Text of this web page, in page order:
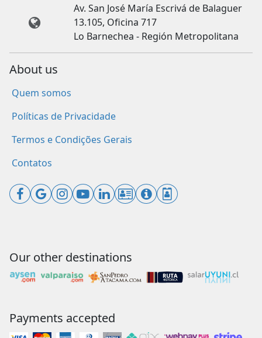
Av. San José María Escrivá de Balaguer
13.105, Oficina 717
Lo Barnechea - Región Metropolitana
About us
Quem somos
Políticas de Privacidade
Termos e Condições Gerais
Contatos
Our other destinations
Payments accepted